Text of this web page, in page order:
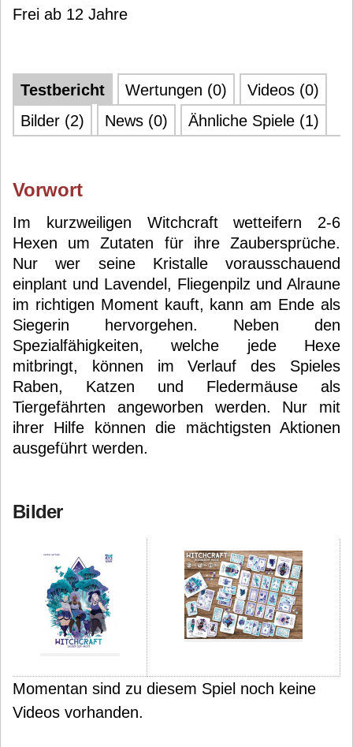
Frei ab 12 Jahre
Testbericht Wertungen (0)
Videos (0)
Bilder (2)
News (0) Ähnliche Spiele (1)
Vorwort
Im kurzweiligen Witchcraft wetteifern 2-6
Hexen um Zutaten für ihre Zaubersprüche.
Nur wer seine Kristalle vorausschauend
einplant und Lavendel, Fliegenpilz und Alraune
im richtigen Moment kauft, kann am Ende als
Siegerin hervorgehen. Neben den
Spezialfähigkeiten, welche jede Hexe
mitbringt, können im Verlauf des Spieles
Raben, Katzen und Fledermäuse als
Tiergefährten angeworben werden. Nur mit
ihrer Hilfe können die mächtigsten Aktionen
ausgeführt werden.
Bilder
Momentan sind zu diesem Spiel noch keine
Videos vorhanden.